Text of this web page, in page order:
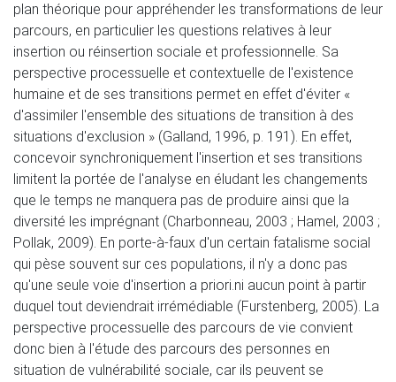
plan théorique pour appréhender les transformations de leur
parcours, en particulier les questions relatives à leur
insertion ou réinsertion sociale et professionnelle. Sa
perspective processuelle et contextuelle de l'existence
humaine et de ses transitions permet en effet d'éviter «
d'assimiler l'ensemble des situations de transition à des
situations d'exclusion » (Galland, 1996, p. 191). En effet,
concevoir synchroniquement l'insertion et ses transitions
limitent la portée de l'analyse en éludant les changements
que le temps ne manquera pas de produire ainsi que la
diversité les imprégnant (Charbonneau, 2003 ; Hamel, 2003 ;
Pollak, 2009). En porte-à-faux d'un certain fatalisme social
qui pèse souvent sur ces populations, il n'y a donc pas
qu'une seule voie d'insertion a priori.ni aucun point à partir
duquel tout deviendrait irrémédiable (Furstenberg, 2005). La
perspective processuelle des parcours de vie convient
donc bien à l'étude des parcours des personnes en
situation de vulnérabilité sociale, car ils peuvent se